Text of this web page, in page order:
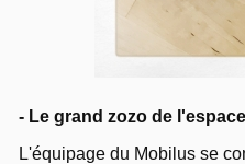
- Le grand zozo de l'espace
L'équipage du Mobilus se